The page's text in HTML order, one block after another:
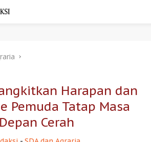
Harapan dan
Pemuda Tatap Masa
Depan Cerah